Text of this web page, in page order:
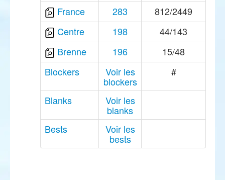
France 283
812/2449
Centre
198
44/143
Brenne
196
15/48
Blockers
Voir les
blockers
#
Blanks Voir les
blanks
Bests
Voir les
bests